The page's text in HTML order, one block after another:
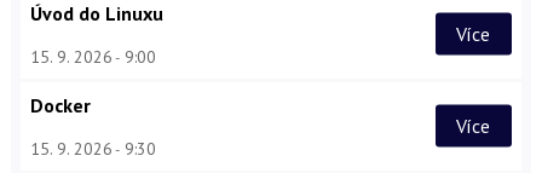
Úvod do Linuxu
15. 9. 2026 9:00
Více
Docker
15. 9. 2026 9:30
Více